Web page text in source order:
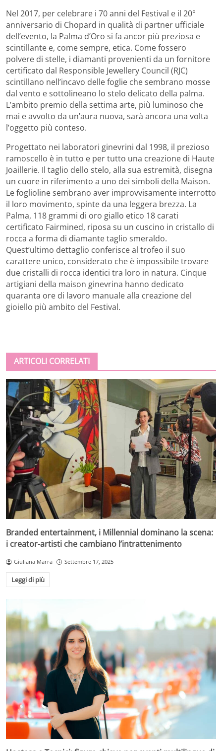
Nel 2017, per celebrare i 70 anni del Festival e il 20°
anniversario di Chopard in qualità di partner ufficiale
dell’evento, la Palma d’Oro si fa ancor più preziosa e
scintillante e, come sempre, etica. Come fossero
polvere di stelle, i diamanti provenienti da un fornitore
certificato dal Responsible Jewellery Council (RJC)
scintillano nell’incavo delle foglie che sembrano mosse
dal vento e sottolineano lo stelo delicato della palma.
L’ambito premio della settima arte, più luminoso che
mai e avvolto da un’aura nuova, sarà ancora una volta
l’oggetto più conteso.
Progettato nei laboratori ginevrini dal 1998, il prezioso
ramoscello è in tutto e per tutto una creazione di Haute
Joaillerie. Il taglio dello stelo, alla sua estremità, disegna
un cuore in riferimento a uno dei simboli della Maison.
Le foglioline sembrano aver improvvisamente interrotto
il loro movimento, spinte da una leggera brezza. La
Palma, 118 grammi di oro giallo etico 18 carati
certificato Fairmined, riposa su un cuscino in cristallo di
rocca a forma di diamante taglio smeraldo.
Quest’ultimo dettaglio conferisce al trofeo il suo
carattere unico, considerato che è impossibile trovare
due cristalli di rocca identici tra loro in natura. Cinque
artigiani della maison ginevrina hanno dedicato
quaranta ore di lavoro manuale alla creazione del
gioiello più ambito del Festival.
ARTICOLI CORRELATI
Branded entertainment, i Millennial dominano la scena:
i creator-artisti che cambiano l’intrattenimento
Giuliana Marra Settembre 17, 2025
Leggi di più